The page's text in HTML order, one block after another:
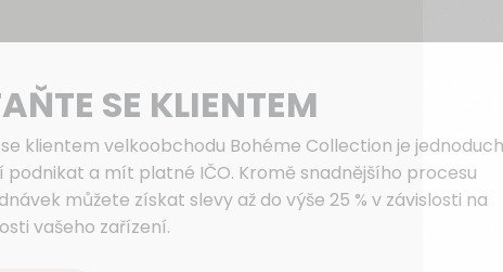
SE KLIENTEM
klientem velkoobchodu Bohéme Collection je
podnikat a mít platné IČO. Kromě snadnějšího procesu
můžete získat slevy až do výše 25 % v závislosti na
vašeho zařízení.